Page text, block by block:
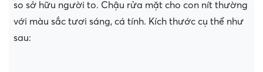
so sở hữu người to. Chậu rửa mặt cho con nít thường
với màu sắc tươi sáng, cá tính. Kích thước cụ thể như
sau: